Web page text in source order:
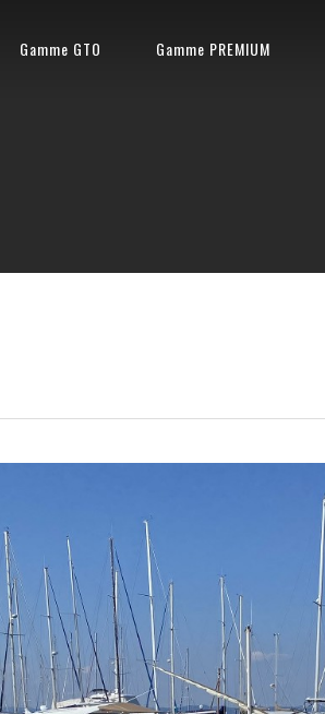
Gamme GTO Gamme PREMIUM